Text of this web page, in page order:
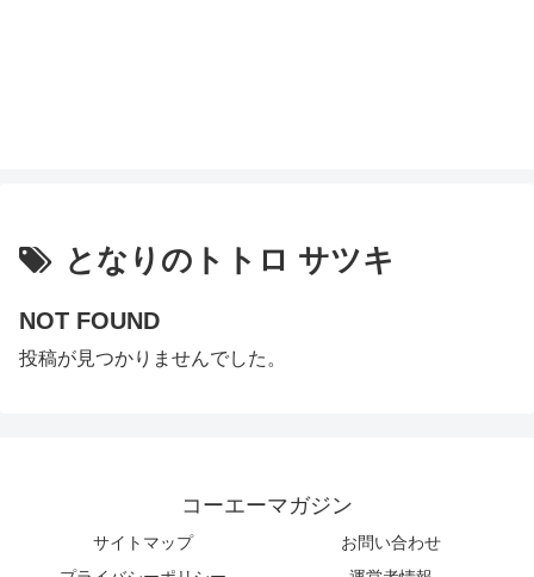
となりのトトロ サツキ
NOT FOUND
投稿が見つかりませんでした。
コーエーマガジン
サイトマップ
お問い合わせ